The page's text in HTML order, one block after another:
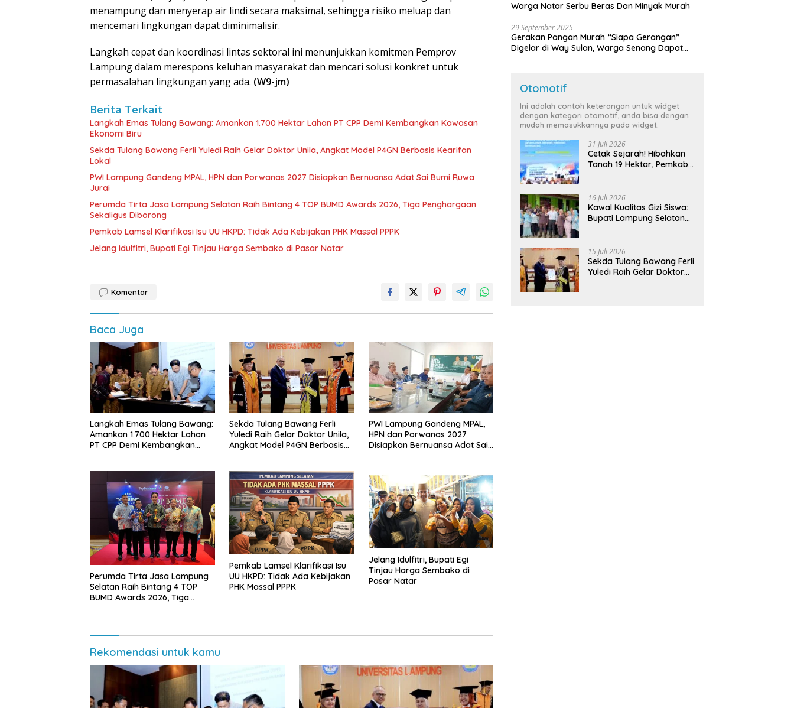
menampung dan menyerap air lindi secara maksimal, sehingga risiko meluap dan
mencemari lingkungan dapat diminimalisir.
Langkah cepat dan koordinasi lintas sektoral ini menunjukkan komitmen Pemprov
Lampung dalam merespons keluhan masyarakat dan mencari solusi konkret untuk
permasalahan lingkungan yang ada. (W9-jm)
Berita Terkait
Langkah Emas Tulang Bawang: Amankan 1.700 Hektar Lahan PT CPP Demi Kembangkan Kawasan
Ekonomi Biru
Sekda Tulang Bawang Ferli Yuledi Raih Gelar Doktor Unila, Angkat Model P4GN Berbasis Kearifan
Lokal
PWI Lampung Gandeng MPAL, HPN dan Porwanas 2027 Disiapkan Bernuansa Adat Sai Bumi Ruwa
Jurai
Perumda Tirta Jasa Lampung Selatan Raih Bintang 4 TOP BUMD Awards 2026, Tiga Penghargaan
Sekaligus Diborong
Pemkab Lamsel Klarifikasi Isu UU HKPD: Tidak Ada Kebijakan PHK Massal PPPK
Jelang Idulfitri, Bupati Egi Tinjau Harga Sembako di Pasar Natar
Komentar
Baca Juga
Langkah Emas Tulang Bawang:
Amankan 1.700 Hektar Lahan
PT CPP Demi Kembangkan
Sekda Tulang Bawang Ferli
Yuledi Raih Gelar Doktor Unila,
Angkat Model P4GN Berbasis
PWI Lampung Gandeng MPAL,
HPN dan Porwanas 2027
Disiapkan Bernuansa Adat Sai
Perumda Tirta Jasa Lampung
Selatan Raih Bintang 4 TOP
BUMD Awards 2026, Tiga
Pemkab Lamsel Klarifikasi Isu
UU HKPD: Tidak Ada Kebijakan
PHK Massal PPPK
Jelang Idulfitri, Bupati Egi
Tinjau Harga Sembako di
Pasar Natar
Rekomendasi untuk kamu
Warga Natar Serbu Beras Dan Minyak Murah
29 September 2025
Gerakan Pangan Murah “Siapa Gerangan”
Digelar di Way Sulan, Warga Senang Dapat
Otomotif
Ini adalah contoh keterangan untuk widget
dengan kategori otomotif, anda bisa dengan
mudah memasukkannya pada widget.
31 Juli 2026
Cetak Sejarah! Hibahkan
Tanah 19 Hektar, Pemkab
Terintegrasi Pertama di
Lampung
16 Juli 2026
Kawal Kualitas Gizi Siswa:
Bupati Lampung Selatan
Bergizi Gratis di Natar
15 Juli 2026
Sekda Tulang Bawang Ferli
Yuledi Raih Gelar Doktor